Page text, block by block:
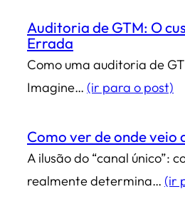
Auditoria de GTM: O
Errada
Como uma auditoria de
Imagine… (ir para o post)
Como ver de onde veio
A ilusão do “canal único”:
realmente determina… (ir